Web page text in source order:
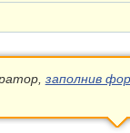
заполнив